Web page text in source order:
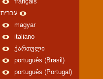
français
עברית
magyar
italiano
ქართული
português (Brasil)
português (Portugal)